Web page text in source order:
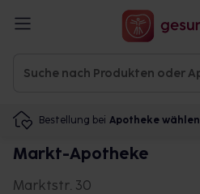
Bestellung bei Apotheke wählen
Markt-Apotheke
Marktstr. 30